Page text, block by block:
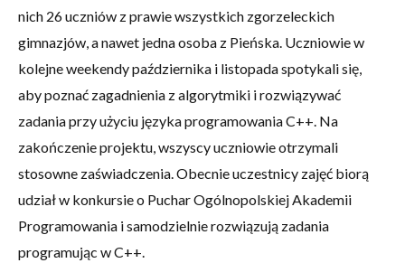
nich 26 uczniów z prawie wszystkich zgorzeleckich
gimnazjów, a nawet jedna osoba z Pieńska. Uczniowie w
kolejne weekendy października i listopada spotykali się,
aby poznać zagadnienia z algorytmiki i rozwiązywać
zadania przy użyciu języka programowania C++. Na
zakończenie projektu, wszyscy uczniowie otrzymali
stosowne zaświadczenia. Obecnie uczestnicy zajęć biorą
udział w konkursie o Puchar Ogólnopolskiej Akademii
Programowania i samodzielnie rozwiązują zadania
programując w C++.